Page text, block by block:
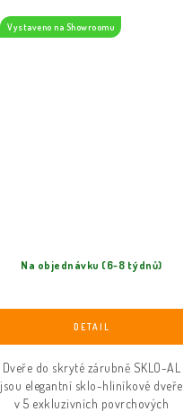
Vystaveno na Showroomu
Na objednávku (6-8 týdnů)
Dveře do skryté zárubně SKLO-AL
jsou elegantní sklo-hliníkové dveře
v 5 exkluzivních povrchových